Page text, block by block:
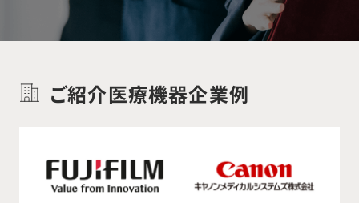
ご紹介医療機器企業例